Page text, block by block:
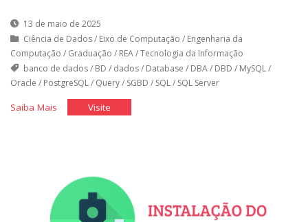
13 de maio de 2025
Ciência de Dados/ Eixo de Computação / Engenharia da
Computação / Graduação / REA/Tecnologia da Informação
banco de dados/ BD / dados/ Database / DBA/ DBD / MySQL/
Oracle / PostgreSQL/ Query/ SGBD / SQL/ SQL Server
Saiba Mais"Introdução
Visite"Introdução